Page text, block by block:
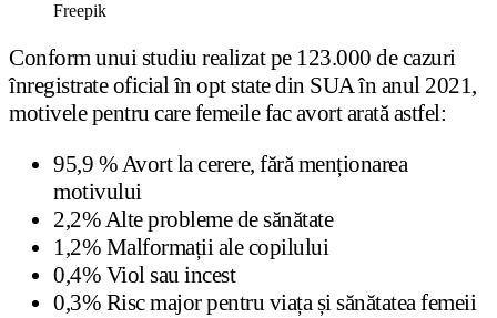
Freepik
Conform unui studiu realizat pe 123.000 de cazuri
înregistrate oficial în opt state din SUA în anul 2021,
motivele pentru care femeile fac avort arată astfel:
95,9 % Avort la cerere, fără menționarea
motivului
2,2% Alte probleme de sănătate
1,2% Malformații ale copilului
0,4% Viol sau incest
0,3% Risc major pentru viața și sănătatea femeii